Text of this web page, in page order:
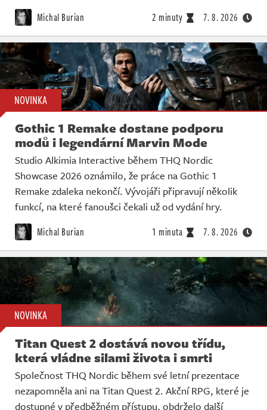
Michal Burian 2 minuty 7. 8. 2026
NOVINKA
Gothic 1 Remake dostane podporu
modů i legendární Marvin Mode
Studio Alkimia Interactive během THQ Nordic
Showcase 2026 oznámilo, že práce na Gothic 1
Remake zdaleka nekončí. Vývojáři připravují několik
funkcí, na které fanoušci čekali už od vydání hry.
Michal Burian 1 minuta 7. 8. 2026
NOVINKA
Titan Quest 2 dostává novou třídu,
která vládne silami života i smrti
Společnost THQ Nordic během své letní prezentace
nezapomněla ani na Titan Quest 2. Akční RPG, které je
dostupné v předběžném přístupu, obdrželo další